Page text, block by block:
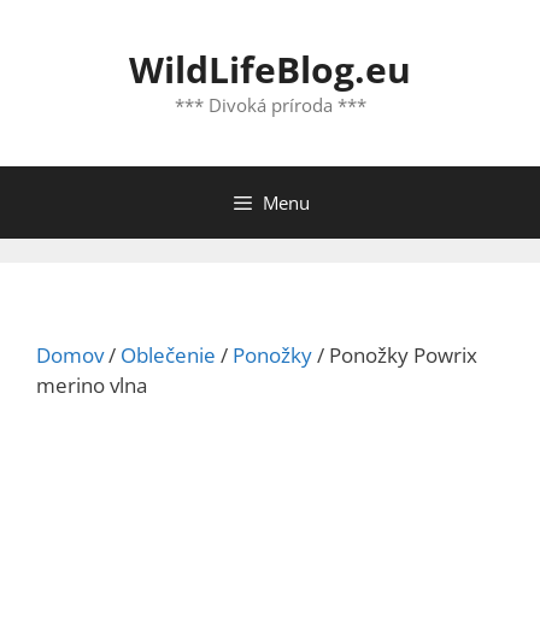
WildLifeBlog.eu
*** Divoká príroda ***
Menu
Domov/ Oblečenie / Ponožky/ Ponožky Powrix
merino vlna